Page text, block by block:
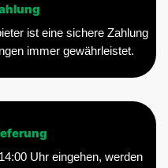
ist eine sichere Zahlung
immer gewährleistet.
Uhr eingehen, werden